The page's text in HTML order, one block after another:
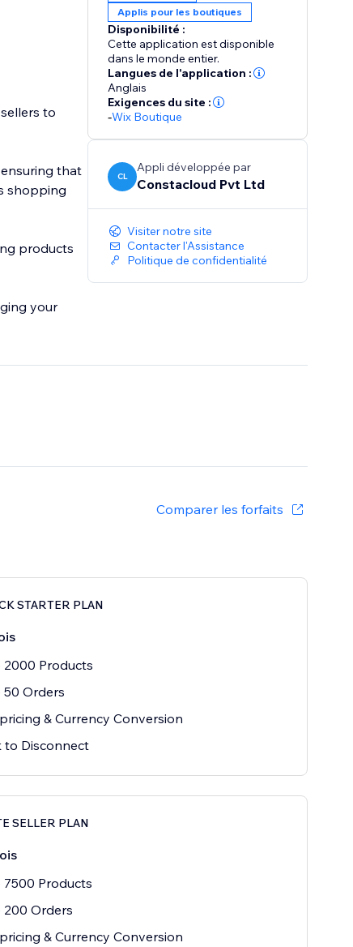
to
that
shopping
products
your
Applis pour les boutiques
Disponibilité :
Cette application est disponible
dans le monde entier.
Langues de l'application :
Anglais
Exigences du site :
-Wix Boutique
CL
Appli développée par
Constacloud Pvt Ltd
Visiter notre site
Contacter l'Assistance
Politique de confidentialité
Comparer les forfaits
STARTER PLAN
2000 Products
50 Orders
& Currency Conversion
to Disconnect
SELLER PLAN
7500 Products
200 Orders
& Currency Conversion